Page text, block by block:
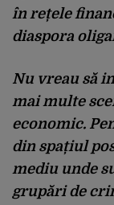
în rețele
diaspora
Nu vreau să
mai multe
economic.
din spațiul
mediu unde
grupări de